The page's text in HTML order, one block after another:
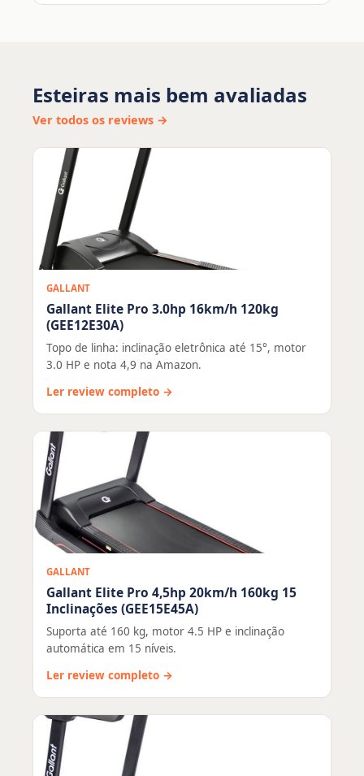
Esteiras mais bem avaliadas
Ver todos os reviews →
GALLANT
Gallant Elite Pro 3.0hp 16km/h 120kg
(GEE12E30A)
Topo de linha: inclinação eletrônica até 15°, motor
3.0 HP e nota 4,9 na Amazon.
Ler review completo →
GALLANT
Gallant Elite Pro 4,5hp 20km/h 160kg 15
Inclinações (GEE15E45A)
Suporta até 160 kg, motor 4.5 HP e inclinação
automática em 15 níveis.
Ler review completo →